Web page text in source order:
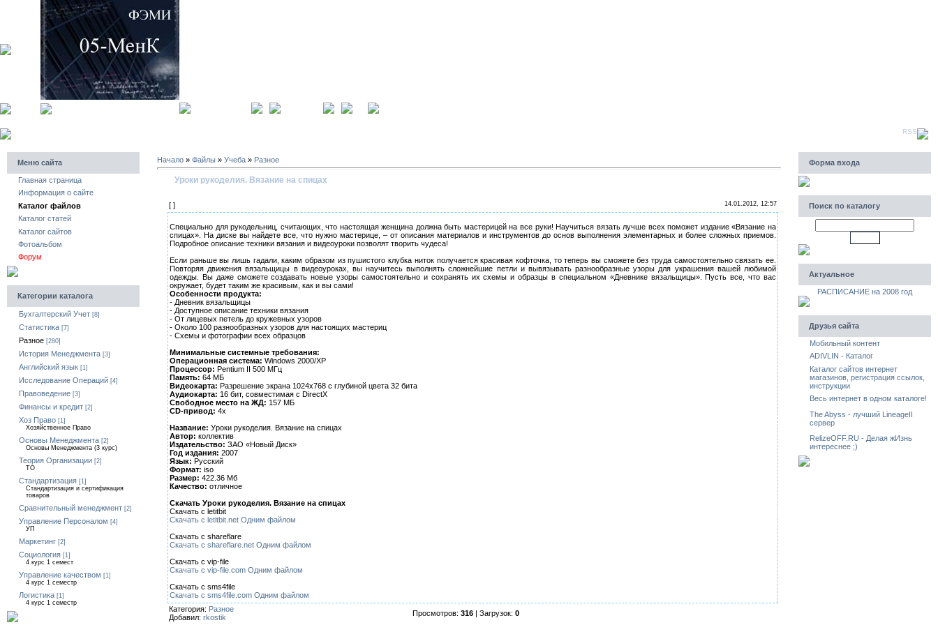
RSS
Меню сайта
Главная страница
Информация о сайте
Каталог файлов
Каталог статей
Каталог сайтов
Фотоальбом
Форум
Категории каталога
Бухгалтерский Учет [8]
Статистика [7]
Разное [280]
История Менеджмента [3]
Английский язык [1]
Исследование Операций [4]
Правоведение [3]
Финансы и кредит [2]
Хоз Право [1]
Хозяйственное Право
Основы Менеджмента [2]
Основы Менеджмента (3 курс)
Теория Организации [2]
ТО
Стандартизация [1]
Стандартизация и сертификация
товаров
Сравнительный менеджмент [2]
Управление Персоналом [4]
УП
Маркетинг [2]
Социология [1]
4 курс 1 семест
Управление качеством [1]
4 курс 1 семестр
Логистика [1]
4 курс 1 семестр
Начало » Файлы » Учеба » Разное
Уроки рукоделия. Вязание на спицах
[ ] 14.01.2012, 12:57
Специально для рукодельниц, считающих, что настоящая женщина должна быть мастерицей на все руки! Научиться вязать лучше всех поможет издание «Вязание на
спицах». На диске вы найдете все, что нужно мастерице, – от описания материалов и инструментов до основ выполнения элементарных и более сложных приемов.
Подробное описание техники вязания и видеоуроки позволят творить чудеса!
Если раньше вы лишь гадали, каким образом из пушистого клубка ниток получается красивая кофточка, то теперь вы сможете без труда самостоятельно связать ее.
Повторяя движения вязальщицы в видеоуроках, вы научитесь выполнять сложнейшие петли и вывязывать разнообразные узоры для украшения вашей любимой
одежды. Вы даже сможете создавать новые узоры самостоятельно и сохранять их схемы и образцы в специальном «Дневнике вязальщицы». Пусть все, что вас
окружает, будет таким же красивым, как и вы сами!
Особенности продукта:
- Дневник вязальщицы
- Доступное описание техники вязания
- От лицевых петель до кружевных узоров
- Около 100 разнообразных узоров для настоящих мастериц
- Схемы и фотографии всех образцов
Минимальные системные требования:
Операционная система: Windows 2000/XP
Процессор: Pentium II 500 МГц
Память: 64 MБ
Видеокарта: Разрешение экрана 1024х768 с глубиной цвета 32 бита
Аудиокарта: 16 бит, совместимая с DirectX
Свободное место на ЖД: 157 МБ
CD-привод: 4х
Название: Уроки рукоделия. Вязание на спицах
Автор: коллектив
Издательство: ЗАО «Новый Диск»
Год издания: 2007
Язык: Русский
Формат: iso
Размер: 422.36 Мб
Качество: отличное
Скачать Уроки рукоделия. Вязание на спицах
Скачать с letitbit
Скачать с letitbit.net Одним файлом
Скачать с shareflare
Скачать с shareflare.net Одним файлом
Скачать с vip-file
Скачать с vip-file.com Одним файлом
Скачать с sms4file
Скачать с sms4file.com Одним файлом
Категория: Разное
Добавил: rkostik Просмотров: 316 | Загрузок: 0
Форма входа
Поиск по каталогу
Актуальное
РАСПИСАНИЕ на 2008 год
Друзья сайта
Мобильный контент
ADIVLIN - Каталог
Каталог сайтов интернет
магазинов, регистрация ссылок,
инструкции
Весь интернет в одном каталоге!
The Abyss - лучший LineageII
сервер
RelizeOFF.RU - Делая жИзнь
интереснее ;)